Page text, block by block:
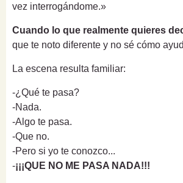
vez interrogándome.»
Cuando lo que realmente quieres
que te noto diferente y no sé cómo
La escena resulta familiar:
-¿Qué te pasa?
-Nada.
-Algo te pasa.
-Que no.
-Pero si yo te conozco...
-¡¡¡QUE NO ME PASA NADA!!!